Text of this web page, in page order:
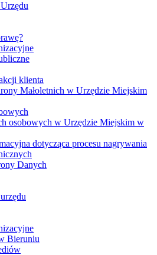
klienta
Małoletnich w Urzędzie Miejskim
osobowych w Urzędzie Miejskim w
dotycząca procesu nagrywania
Danych
Bieruniu